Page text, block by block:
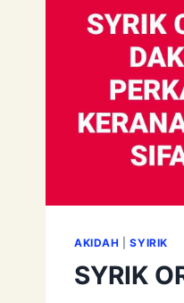
AKIDAH |SYIRIK
SYRIK